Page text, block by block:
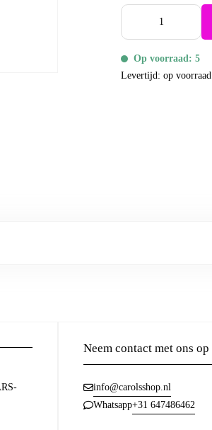
Op voorraad: 5
Levertijd: op voorraad
Neem contact met ons op
info@carolsshop.nl
Whatsapp+31 647486462